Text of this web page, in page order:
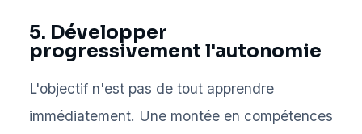
5. Développer
progressivement l'autonomie
L'objectif n'est pas de tout apprendre
immédiatement. Une montée en compétences